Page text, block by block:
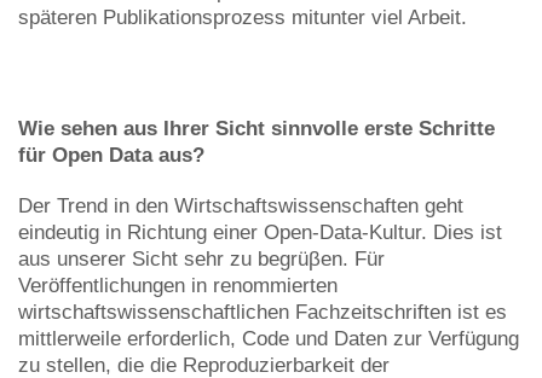
späteren Publikationsprozess mitunter viel Arbeit.
Wie sehen aus Ihrer Sicht sinnvolle erste Schritte
für Open Data aus?
Der Trend in den Wirtschaftswissenschaften geht
eindeutig in Richtung einer Open-Data-Kultur. Dies ist
aus unserer Sicht sehr zu begrüβen. Für
Veröffentlichungen in renommierten
wirtschaftswissenschaftlichen Fachzeitschriften ist es
mittlerweile erforderlich, Code und Daten zur Verfügung
zu stellen, die die Reproduzierbarkeit der